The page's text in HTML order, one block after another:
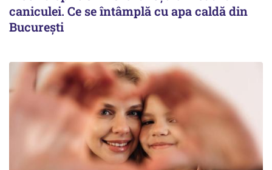
caniculei. Ce se întâmplă cu apa caldă din
București